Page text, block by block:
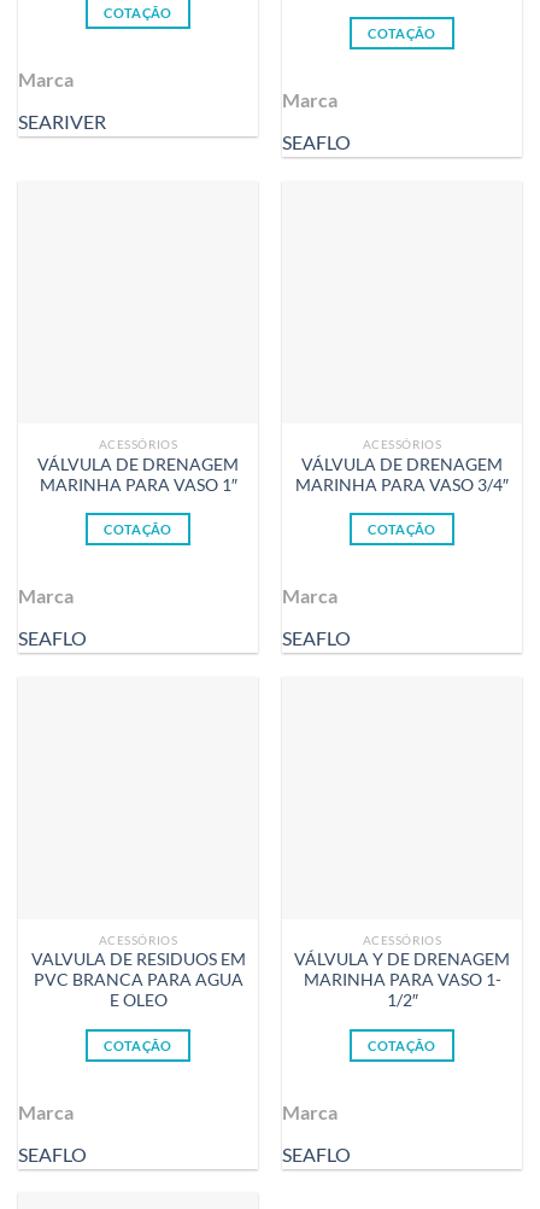
COTAÇÃO
Marca
SEARIVER
COTAÇÃO
Marca
SEAFLO
ACESSÓRIOS
VÁLVULA DE DRENAGEM
MARINHA PARA VASO 1″
COTAÇÃO
Marca
SEAFLO
ACESSÓRIOS
VÁLVULA DE DRENAGEM
MARINHA PARA VASO 3/4″
COTAÇÃO
Marca
SEAFLO
ACESSÓRIOS
VALVULA DE RESIDUOS EM
PVC BRANCA PARA AGUA
E OLEO
COTAÇÃO
Marca
SEAFLO
ACESSÓRIOS
VÁLVULA Y DE DRENAGEM
MARINHA PARA VASO 1-
1/2″
COTAÇÃO
Marca
SEAFLO